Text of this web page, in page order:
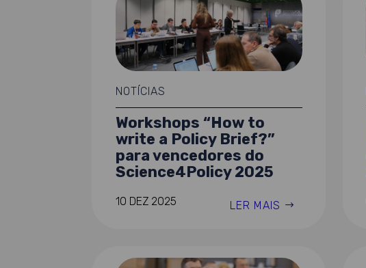
NOTÍCIAS
Workshops “How to
write a Policy Brief?”
para vencedores do
Science4Policy 2025
10 DEZ 2025 LER MAIS